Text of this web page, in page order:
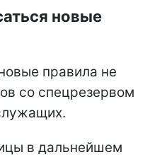
новые
правила не
со спецрезервом
в дальнейшем